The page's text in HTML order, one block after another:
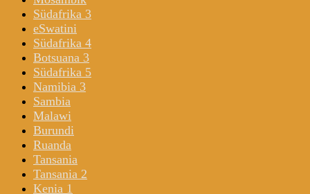
Südafrika 3
eSwatini
Südafrika 4
Botsuana 3
Südafrika 5
Namibia 3
Sambia
Malawi
Burundi
Ruanda
Tansania
Tansania 2
Kenia 1